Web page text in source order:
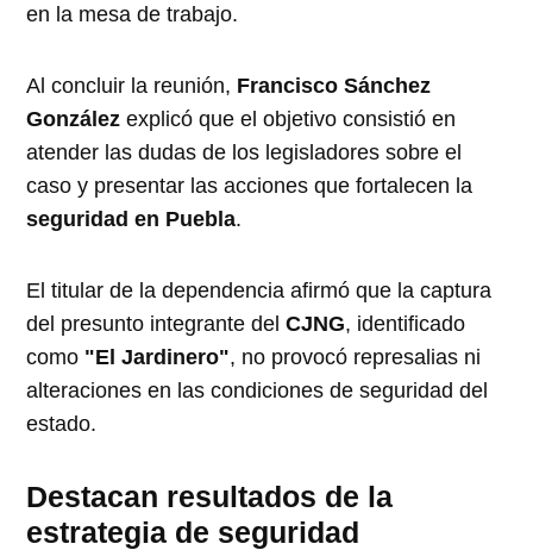
en la mesa de trabajo.
Al concluir la reunión, Francisco Sánchez
González explicó que el objetivo consistió en
atender las dudas de los legisladores sobre el
caso y presentar las acciones que fortalecen la
seguridad en Puebla.
El titular de la dependencia afirmó que la captura
del presunto integrante delCJNG, identificado
como "El Jardinero", no provocó represalias ni
alteraciones en las condiciones de seguridad del
estado.
Destacan resultados de la
estrategia de seguridad